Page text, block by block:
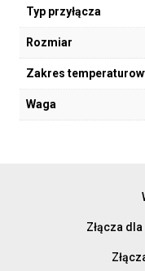
Typ przyłącza
Rozmiar
Zakres
Waga
Złącza